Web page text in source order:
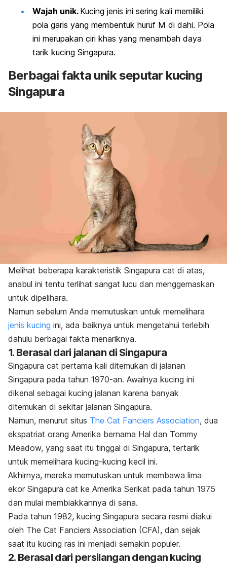
Wajah unik. Kucing jenis ini sering kali memiliki
pola garis yang membentuk huruf M di dahi. Pola
ini merupakan ciri khas yang menambah daya
tarik kucing Singapura.
Berbagai fakta unik seputar kucing
Singapura
Melihat beberapa karakteristik Singapura cat di atas,
anabul ini tentu terlihat sangat lucu dan menggemaskan
untuk dipelihara.
Namun sebelum Anda memutuskan untuk memelihara
jenis kucing ini, ada baiknya untuk mengetahui terlebih
dahulu berbagai fakta menariknya.
1. Berasal dari jalanan di Singapura
Singapura cat pertama kali ditemukan di jalanan
Singapura pada tahun 1970-an. Awalnya kucing ini
dikenal sebagai kucing jalanan karena banyak
ditemukan di sekitar jalanan Singapura.
Namun, menurut situs The Cat Fanciers Association, dua
ekspatriat orang Amerika bernama Hal dan Tommy
Meadow, yang saat itu tinggal di Singapura, tertarik
untuk memelihara kucing-kucing kecil ini.
Akhirnya, mereka memutuskan untuk membawa lima
ekor Singapura cat ke Amerika Serikat pada tahun 1975
dan mulai membiakkannya di sana.
Pada tahun 1982, kucing Singapura secara resmi diakui
oleh The Cat Fanciers Association (CFA), dan sejak
saat itu kucing ras ini menjadi semakin populer.
2. Berasal dari persilangan dengan kucing